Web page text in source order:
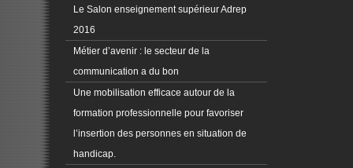
Le Salon enseignement supérieur Adrep
2016
Métier d’avenir : le secteur de la
communication a du bon
Une mobilisation efficace autour de la
formation professionnelle pour favoriser
l’insertion des personnes en situation de
handicap.